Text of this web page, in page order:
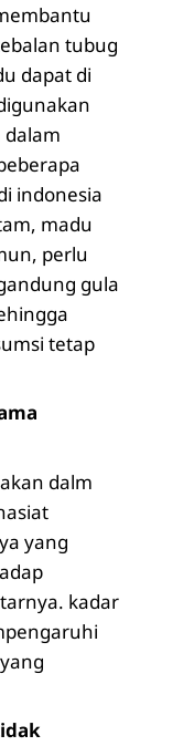
tubug
dapat di
indonesia
madu
perlu
gula
tetap
dalm
yang
kadar